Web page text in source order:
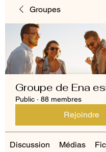
Groupes
Groupe de Ena
Public · 88 membres
Rejoindre
Discussion Médias